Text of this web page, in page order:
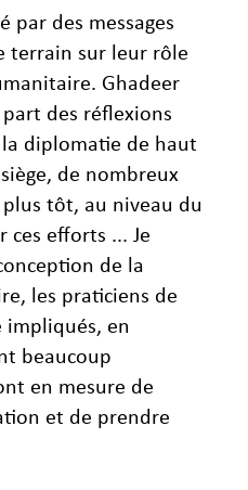
par des messages
terrain sur leur rôle
Ghadeer
des réflexions
diplomatie de haut
de nombreux
tôt, au niveau du
efforts ... Je
de la
les praticiens de
en
beaucoup
en mesure de
et de prendre